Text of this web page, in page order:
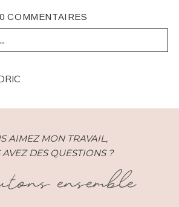
0 COMMENTAIRES
ARE MARKED *
AIMEZ MON TRAVAIL,
AVEZ DES QUESTIONS ?
ensemble